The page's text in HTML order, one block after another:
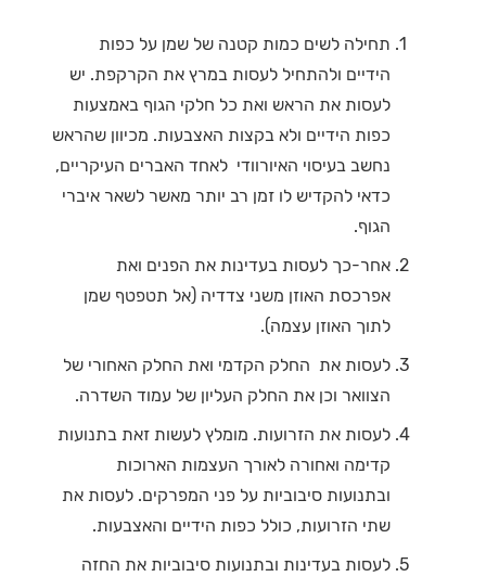
תחילה לשים כמות קטנה של שמן על כפות
הידיים ולהתחיל לעסות במרץ את הקרקפת. יש
לעסות את הראש ואת כל חלקי הגוף באמצעות
כפות הידיים ולא בקצות האצבעות. מכיוון שהראש
נחשב בעיסוי האיורוודי לאחד האברים העיקריים,
כדאי להקדיש לו זמן רב יותר מאשר לשאר איברי
הגוף.
אחר-כך לעסות בעדינות את הפנים ואת
אפרכסת האוזן משני צדדיה (אל תטפטף שמן
לתוך האוזן עצמה).
לעסות את החלק הקדמי ואת החלק האחורי של
הצוואר וכן את החלק העליון של עמוד השדרה.
לעסות את הזרועות. מומלץ לעשות זאת בתנועות
קדימה ואחורה לאורך העצמות הארוכות
ובתנועות סיבוביות על פני המפרקים. לעסות את
שתי הזרועות, כולל כפות הידיים והאצבעות.
לעסות בעדינות ובתנועות סיבוביות את החזה